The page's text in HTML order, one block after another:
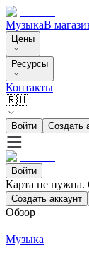
МузыкаВ
Цены
Ресурсы
Контакты
🇷🇺
Войти Создать
Войти
Карта не
Создать аккаунт
Обзор
Музыка